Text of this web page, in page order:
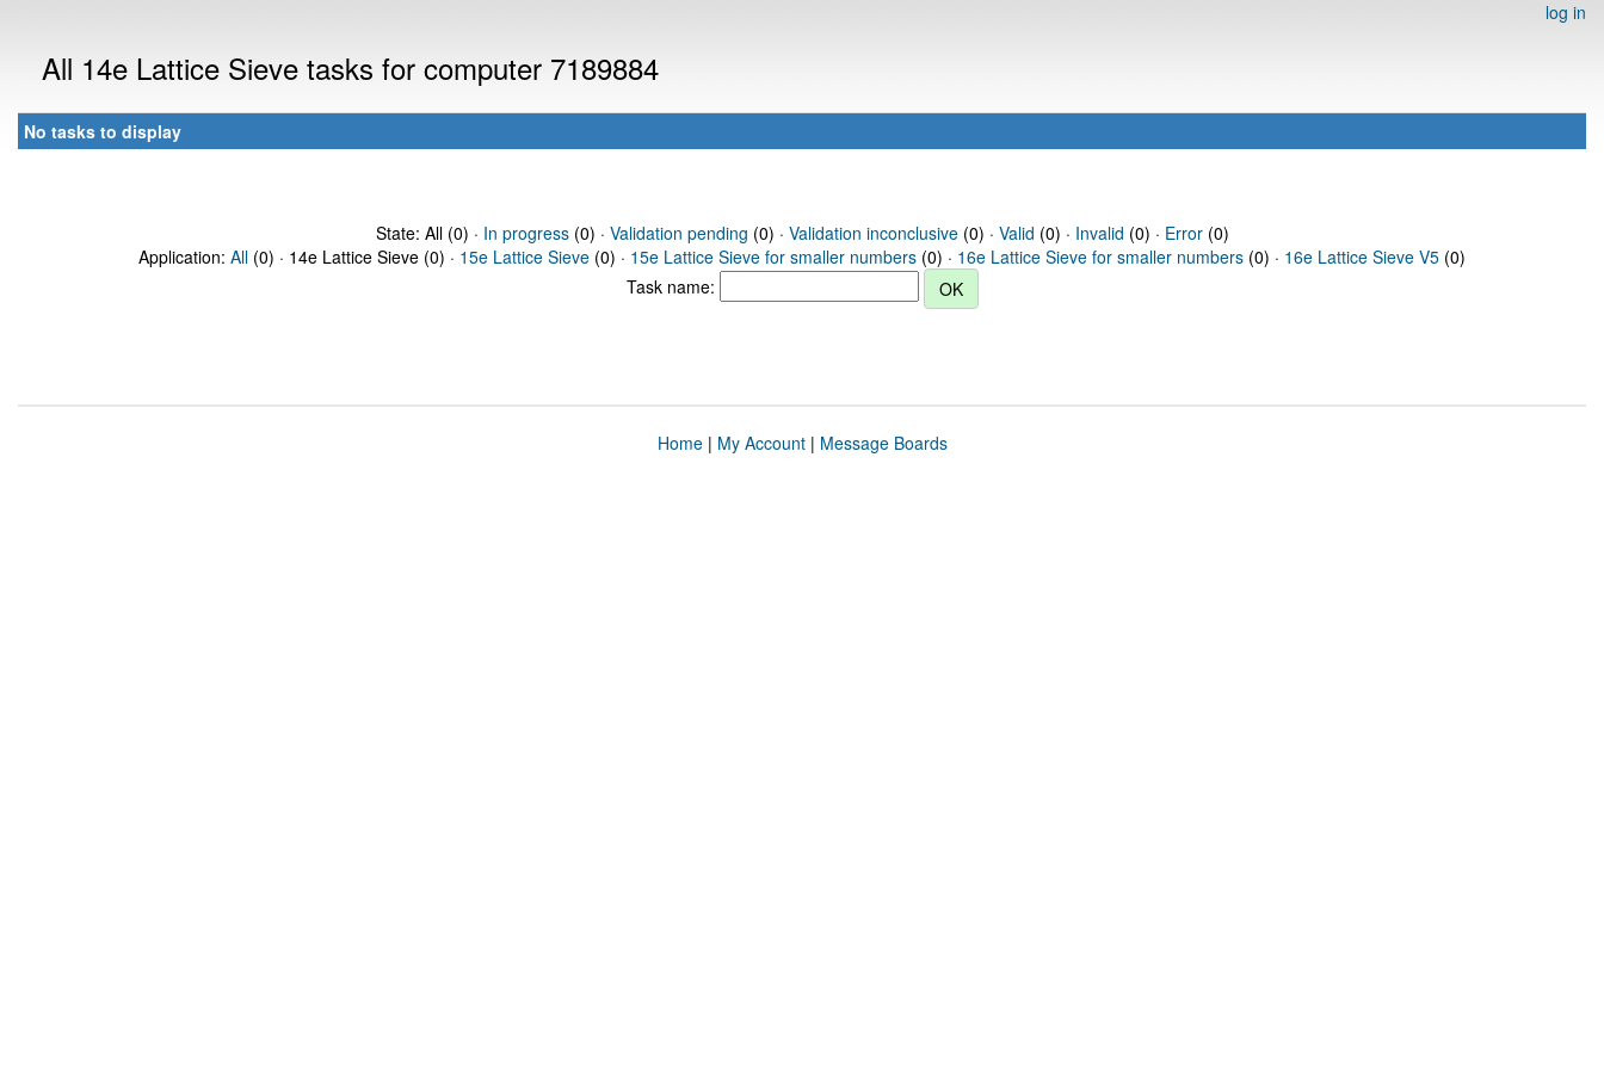
log in
All 14e Lattice Sieve tasks for computer 7189884
No tasks to display
State: All (0) · In progress(0) · Validation pending (0) · Validation inconclusive(0) · Valid (0) · Invalid (0) · Error(0)
Application: All (0) · 14e Lattice Sieve (0) · 15e Lattice Sieve (0) · 15e Lattice Sieve for smaller numbers (0) · 16e Lattice Sieve for smaller numbers (0) · 16e Lattice Sieve V5 (0)
Task name:
Home| My Account| Message Boards